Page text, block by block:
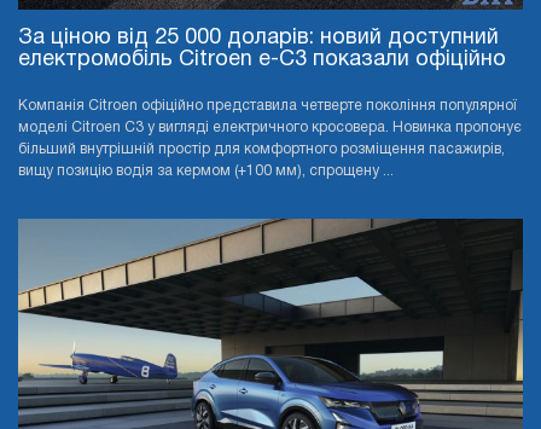
За ціною від 25 000 доларів: новий доступний
електромобіль Citroen e-C3 показали офіційно
Компанія Citroen офіційно представила четверте покоління популярної
моделі Citroen C3 у вигляді електричного кросовера. Новинка пропонує
більший внутрішній простір для комфортного розміщення пасажирів,
вищу позицію водія за кермом (+100 мм), спрощену ...